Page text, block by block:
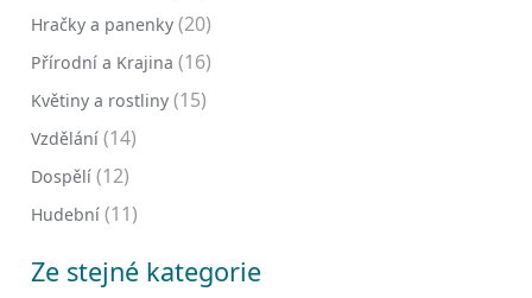
Hračky a panenky (20)
Přírodní a Krajina (16)
Květiny a rostliny (15)
Vzdělání (14)
Dospělí (12)
Hudební (11)
Ze stejné kategorie